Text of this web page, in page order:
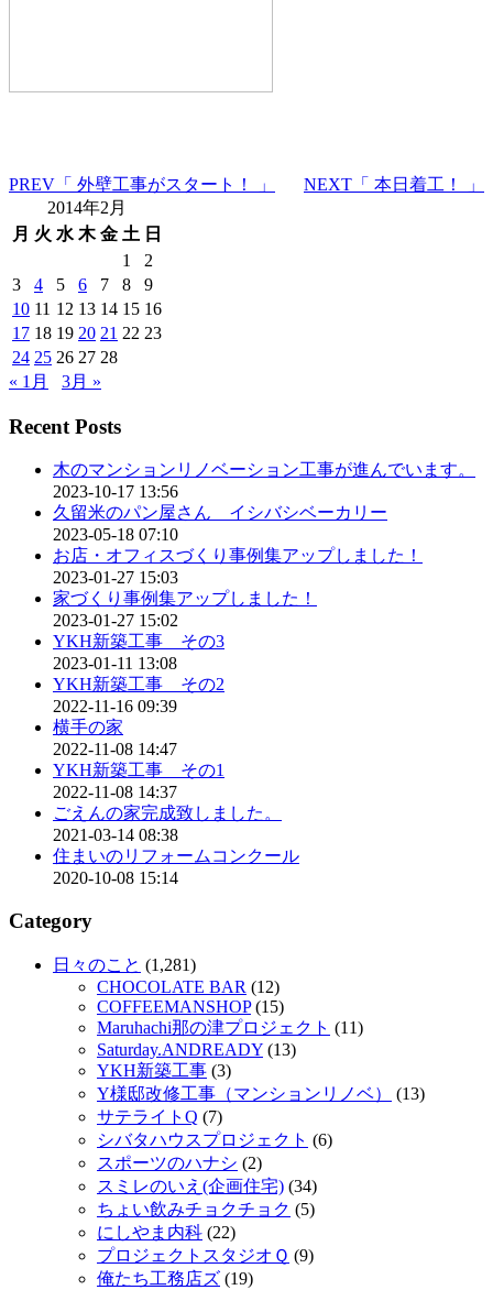
PREV 「 外壁工事がスタート！ 」 NEXT 「 本日着工！ 」
2014年2月
月 火 水 木 金 土 日
1
2
3
4 5 6 7 8
9
10 11 12 13 14 15 16
17 18 19 20 21 22 23
24 25 26 27 28
« 1月
3月 »
Recent Posts
木のマンションリノベーション工事が進んでいます。
2023-10-17 13:56
久留米のパン屋さん イシバシベーカリー
2023-05-18 07:10
お店・オフィスづくり事例集アップしました！
2023-01-27 15:03
家づくり事例集アップしました！
2023-01-27 15:02
YKH新築工事 その3
2023-01-11 13:08
YKH新築工事 その2
2022-11-16 09:39
横手の家
2022-11-08 14:47
YKH新築工事 その1
2022-11-08 14:37
ごえんの家完成致しました。
2021-03-14 08:38
住まいのリフォームコンクール
2020-10-08 15:14
Category
日々のこと (1,281)
CHOCOLATE BAR (12)
COFFEEMANSHOP(15)
Maruhachi那の津プロジェクト (11)
Saturday.ANDREADY (13)
YKH新築工事 (3)
Y様邸改修工事（マンションリノベ）
(13)
サテライトQ (7)
シバタハウスプロジェクト (6)
スポーツのハナシ (2)
スミレのいえ(企画住宅) (34)
ちょい飲みチョクチョク (5)
にしやま内科 (22)
プロジェクトスタジオＱ (9)
俺たち工務店ズ (19)